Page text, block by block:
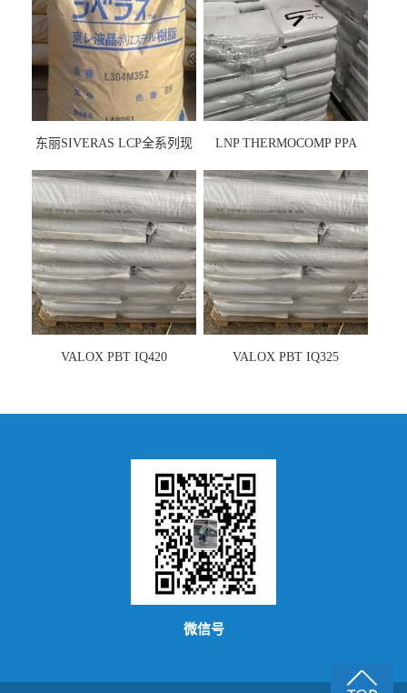
东丽SIVERAS LCP全系列现
LNP THERMOCOMP PPA
VALOX PBT IQ420 VALOX PBT IQ325
微信号